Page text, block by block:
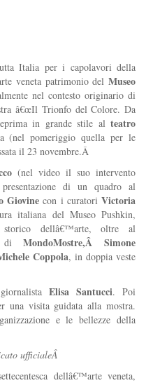
Italia per i capolavori della
veneta patrimonio del Museo
nel contesto originario di
â€œIl Trionfo del Colore. Da
in grande stile al teatro
(nel pomeriggio quella per le
il 23 novembre.Â
(nel video il suo intervento
di un quadro al
Giovine con i curatoriVictoria
italiana del Museo Pushkin,
dellâ€™arte, oltre al
diMondoMostre,Â Simone
Coppola, in doppia veste
Elisa Santucci. Poi
una visita guidata alla mostra.
e le bellezze della
ufficialeÂ
dellâ€™arte veneta,